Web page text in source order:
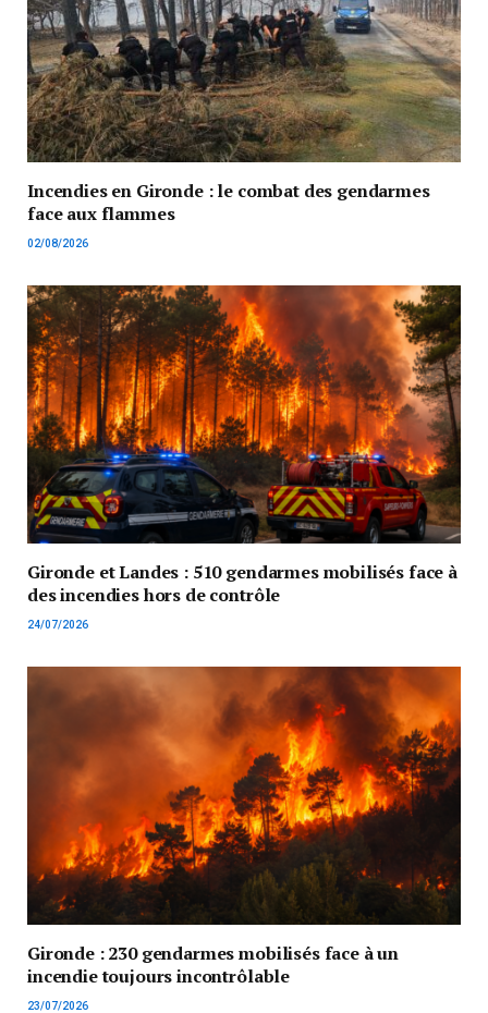
Incendies en Gironde : le combat des gendarmes
face aux flammes
02/08/2026
Gironde et Landes : 510 gendarmes mobilisés face à
des incendies hors de contrôle
24/07/2026
Gironde : 230 gendarmes mobilisés face à un
incendie toujours incontrôlable
23/07/2026